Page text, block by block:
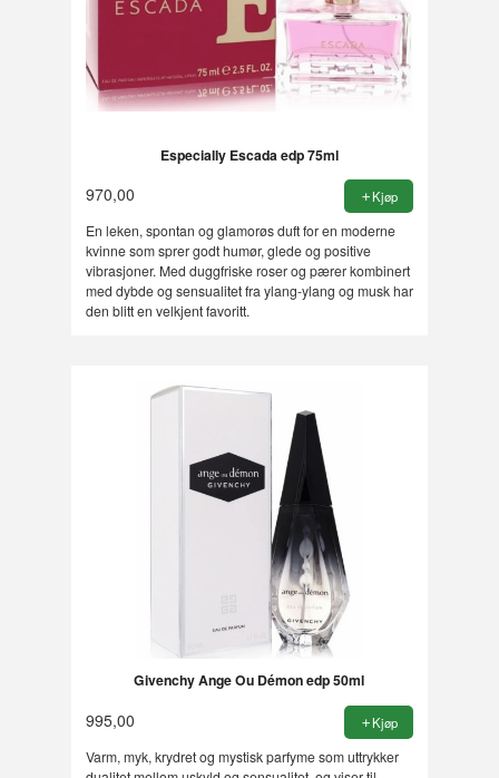
Especially Escada edp 75ml
970,00 Kjøp
En leken, spontan og glamorøs duft for en moderne
kvinne som sprer godt humør, glede og positive
vibrasjoner. Med duggfriske roser og pærer kombinert
med dybde og sensualitet fra ylang-ylang og musk har
den blitt en velkjent favoritt.
Givenchy Ange Ou Démon edp 50ml
995,00 Kjøp
Varm, myk, krydret og mystisk parfyme som uttrykker